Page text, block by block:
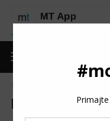
Ostalo